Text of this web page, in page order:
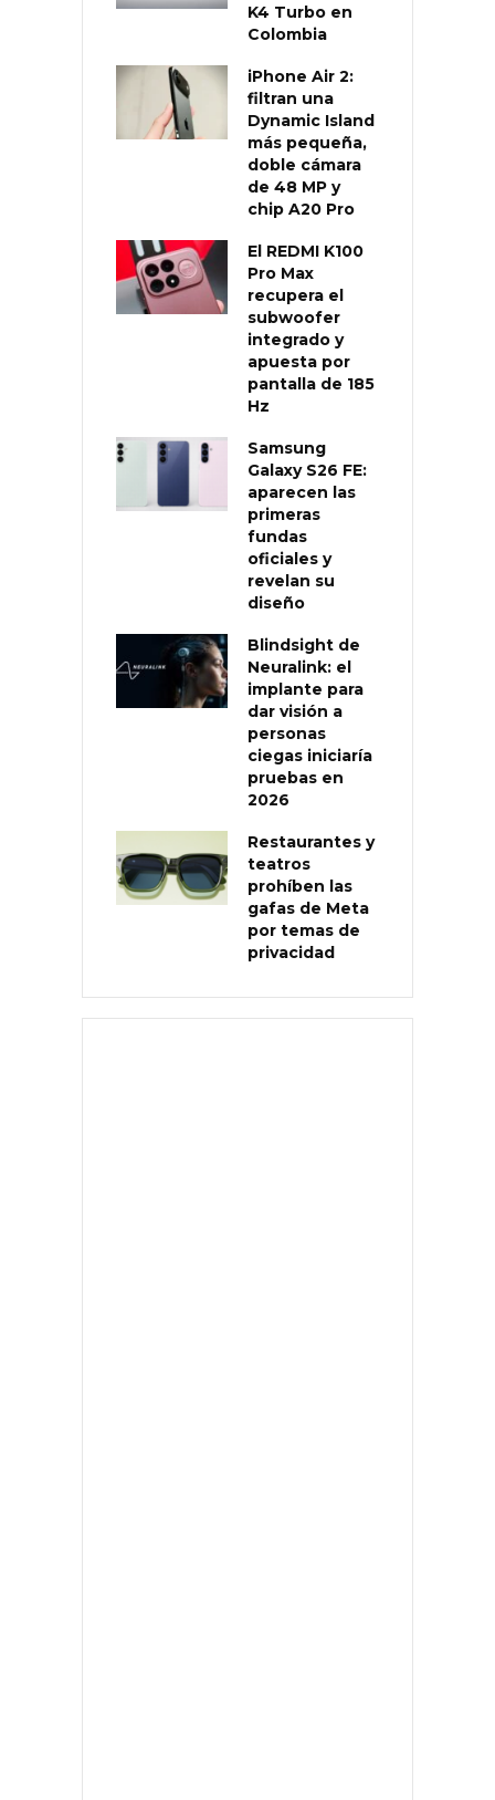
K4 Turbo en
Colombia
iPhone Air 2:
filtran una
Dynamic Island
más pequeña,
doble cámara
de 48 MP y
chip A20 Pro
El REDMI K100
Pro Max
recupera el
subwoofer
integrado y
apuesta por
pantalla de 185
Hz
Samsung
Galaxy S26 FE:
aparecen las
primeras
fundas
oficiales y
revelan su
diseño
Blindsight de
Neuralink: el
implante para
dar visión a
personas
ciegas iniciaría
pruebas en
2026
Restaurantes y
teatros
prohíben las
gafas de Meta
por temas de
privacidad